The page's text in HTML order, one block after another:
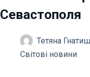
Севастополя
Тетяна
Світові новини